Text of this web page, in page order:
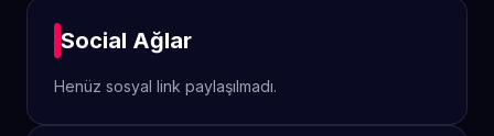
Social Ağlar
Henüz sosyal link paylaşılmadı.